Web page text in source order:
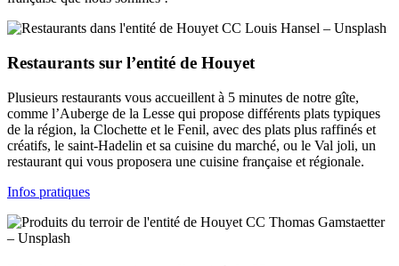
CC Louis Hansel – Unsplash
Restaurants sur l’entité de Houyet
Plusieurs restaurants vous accueillent à 5 minutes de notre gîte,
comme l’Auberge de la Lesse qui propose différents plats typiques
de la région, la Clochette et le Fenil, avec des plats plus raffinés et
créatifs, le saint-Hadelin et sa cuisine du marché, ou le Val joli, un
restaurant qui vous proposera une cuisine française et régionale.
Infos pratiques
CC Thomas Gamstaetter
– Unsplash